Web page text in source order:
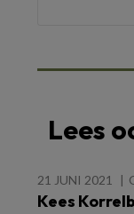
Lees
21 JUNI 2021
Kees